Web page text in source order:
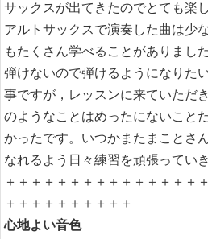
サックスが出てきたのでとても楽
アルトサックスで演奏した曲は少
もたくさん学べることがありまし
弾けないので弾けるようになりた
事ですが，レッスンに来ていただ
のようなことはめったにないこと
かったです。いつかまたまことさ
なれるよう日々練習を頑張ってい
＋＋＋＋＋＋＋＋＋＋＋＋＋＋＋
＋＋＋＋＋＋＋＋＋＋
心地よ